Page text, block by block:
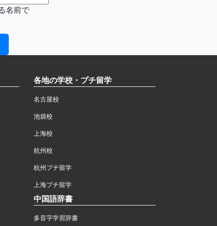
名前で
各地の学校・プチ留学
名古屋校
池袋校
上海校
杭州校
杭州プチ留学
上海プチ留学
中国語辞書
多音字学習辞書